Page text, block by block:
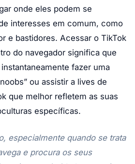
onde eles podem se
interesses em comum, como
e bastidores. Acessar o TikTok
do navegador significa que
fazer uma
ou assistir a lives de
que melhor refletem as suas
específicas.
especialmente quando se trata
e procura os seus